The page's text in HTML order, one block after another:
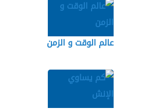
عالم الوقت و الزمن